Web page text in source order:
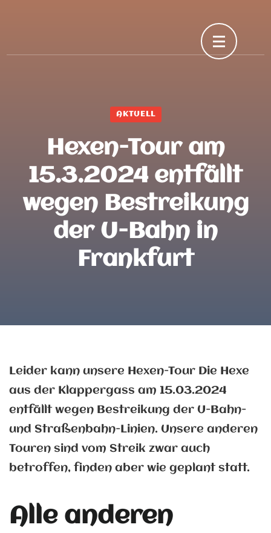
AKTUELL
Hexen-Tour am
15.3.2024 entfällt
wegen Bestreikung
der U-Bahn in
Frankfurt
Leider kann unsere Hexen-Tour Die Hexe
aus der Klappergass am 15.03.2024
entfällt wegen Bestreikung der U-Bahn-
und Straßenbahn-Linien. Unsere anderen
Touren sind vom Streik zwar auch
betroffen, finden aber wie geplant statt.
Alle anderen